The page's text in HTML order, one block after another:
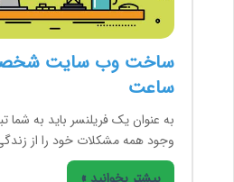
ساخت وب سایت
ساعت
به عنوان یک فریلنسر باید به شما
وجود همه مشکلات خود را از